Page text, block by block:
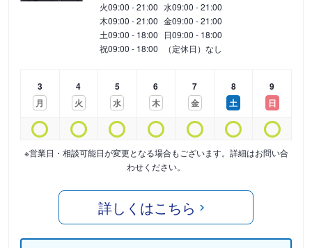
火09:00 - 21:00 水09:00 - 21:00
木09:00 - 21:00 金09:00 - 21:00
土09:00 - 18:00 日09:00 - 18:00
祝09:00 - 18:00 （定休日）なし
3
月
4
火
5
水
6
木
7
金
8
土
9
日
※営業日・相談可能日が変更となる場合もございます。詳細はお問い合
わせください。
詳しくはこちら